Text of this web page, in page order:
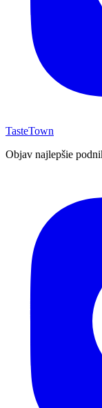
TasteTown
Objav najlepšie